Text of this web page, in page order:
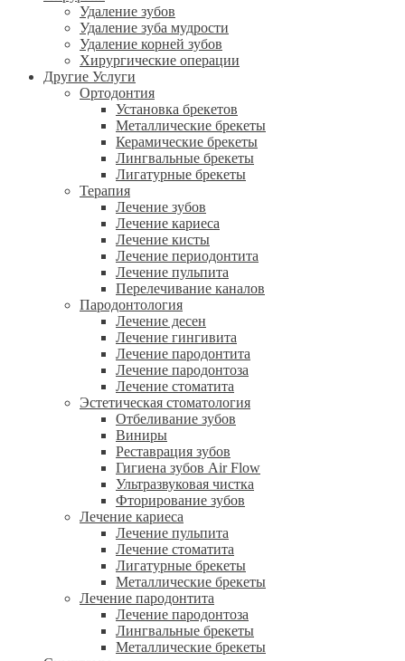
Удаление зубов
Удаление зуба мудрости
Удаление корней зубов
Хирургические операции
Другие Услуги
Ортодонтия
Установка брекетов
Металлические брекеты
Керамические брекеты
Лингвальные брекеты
Лигатурные брекеты
Терапия
Лечение зубов
Лечение кариеса
Лечение кисты
Лечение периодонтита
Лечение пульпита
Перелечивание каналов
Пародонтология
Лечение десен
Лечение гингивита
Лечение пародонтита
Лечение пародонтоза
Лечение стоматита
Эстетическая стоматология
Отбеливание зубов
Виниры
Реставрация зубов
Гигиена зубов Air Flow
Ультразвуковая чистка
Фторирование зубов
Лечение кариеса
Лечение пульпита
Лечение стоматита
Лигатурные брекеты
Металлические брекеты
Лечение пародонтита
Лечение пародонтоза
Лингвальные брекеты
Металлические брекеты